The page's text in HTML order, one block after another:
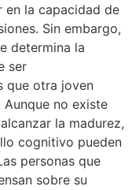
en la capacidad de
Sin embargo,
determina la
ser
que otra joven
Aunque no existe
la madurez,
cognitivo pueden
personas que
sobre su